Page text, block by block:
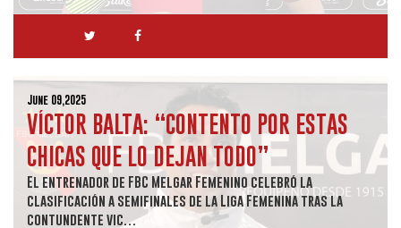
June 09,2025
VÍCTOR BALTA: “CONTENTO POR ESTAS
CHICAS QUE LO DEJAN TODO”
El entrenador de FBC Melgar Femenino celebró la
clasificación a semifinales de la Liga Femenina tras la
contundente vic…